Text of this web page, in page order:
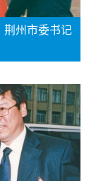
荆州市委书记